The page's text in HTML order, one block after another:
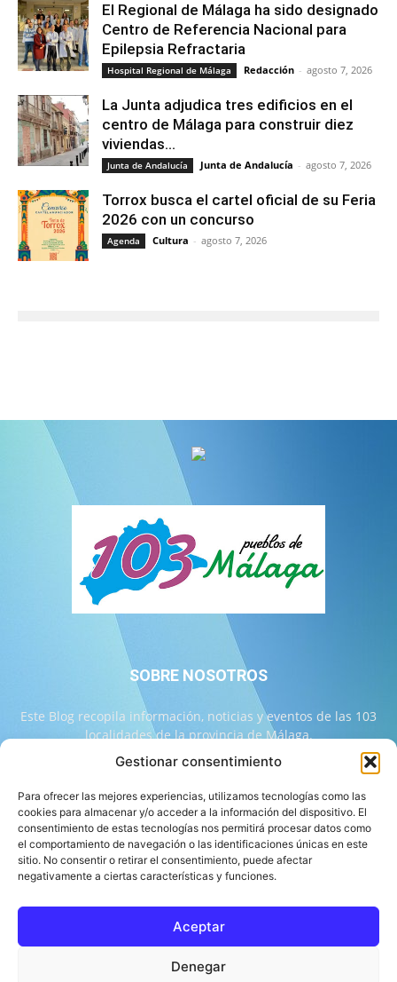
Gestionar consentimiento
Para ofrecer las mejores experiencias, utilizamos tecnologías como las
cookies para almacenar y/o acceder a la información del dispositivo. El
consentimiento de estas tecnologías nos permitirá procesar datos como
el comportamiento de navegación o las identificaciones únicas en este
sitio. No consentir o retirar el consentimiento, puede afectar
negativamente a ciertas características y funciones.
Aceptar
Denegar
El Regional de Málaga ha sido designado
Centro de Referencia Nacional para
Epilepsia Refractaria
Hospital Regional de Málaga Redacción - agosto 7, 2026
La Junta adjudica tres edificios en el
centro de Málaga para construir diez
viviendas...
Junta de Andalucía Junta de Andalucía - agosto 7, 2026
Torrox busca el cartel oficial de su Feria
2026 con un concurso
Agenda Cultura - agosto 7, 2026
SOBRE NOSOTROS
Este Blog recopila información, noticias y eventos de las 103
localidades de la provincia de Málaga.
Contáctanos: info@103malaga.com
SÍGUENOS
Equipo de 103 Málaga
Aviso Legal